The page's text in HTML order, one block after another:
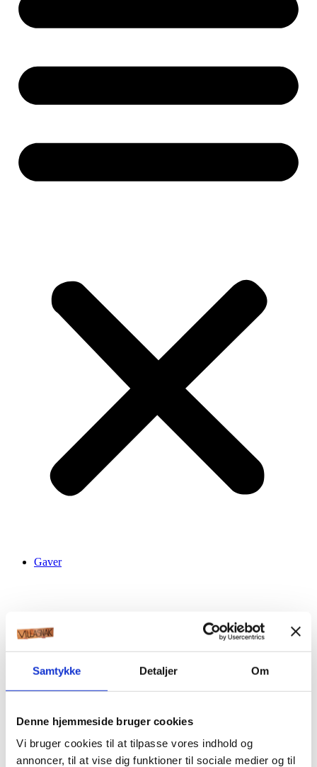
Samtykke Detaljer Om
Denne hjemmeside bruger cookies
Vi bruger cookies til at tilpasse vores indhold og
annoncer, til at vise dig funktioner til sociale medier og til
Gaver